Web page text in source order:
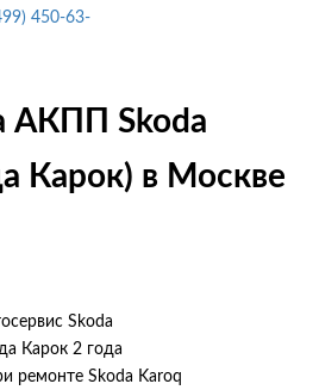
450-63-
АКПП Skoda
Карок) в Москве
Skoda
Карок 2 года
ремонте Skoda Karoq